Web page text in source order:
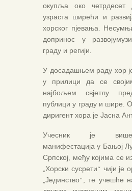
окупља око четрдесет
узраста ширећи и
хорског пјевања.
допринос у
граду и регији.
У досадашњем раду хор
у прилици да се
најбољем свјетлу
публици у граду и шире.
диригент хора је Јасна
Учесник је више
манифестација у Бањој
Српској, међу којима се
„Хорски сусрети“ чији је
„Јединство“, те учешће